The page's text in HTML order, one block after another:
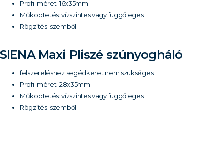
Profil méret: 16x35mm
Működtetés: vízszintes vagy függőleges
Rögzítés: szemből
SIENA Maxi Pliszé szúnyogháló
felszereléshez segédkeret nem szükséges
Profil méret: 28x35mm
Működtetés: vízszintes vagy függőleges
Rögzítés: szemből